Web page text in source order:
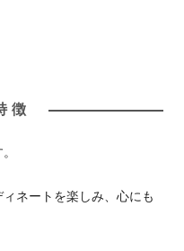
徴
ネートを楽しみ、心にも